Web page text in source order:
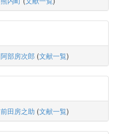
阿部房次郎 (文献一覧)
前田房之助 (文献一覧)